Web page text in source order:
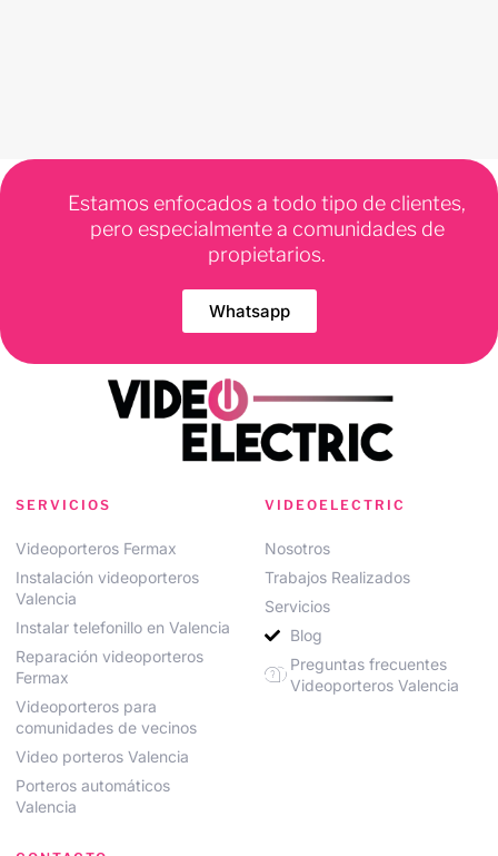
Estamos enfocados a todo tipo de clientes,
pero especialmente a comunidades de
propietarios.
Whatsapp
SERVICIOS
Videoporteros Fermax
Instalación videoporteros
Valencia
Instalar telefonillo en Valencia
Reparación videoporteros
Fermax
Videoporteros para
comunidades de vecinos
Video porteros Valencia
Porteros automáticos
Valencia
VIDEOELECTRIC
Nosotros
Trabajos Realizados
Servicios
Blog
Preguntas frecuentes
Videoporteros Valencia